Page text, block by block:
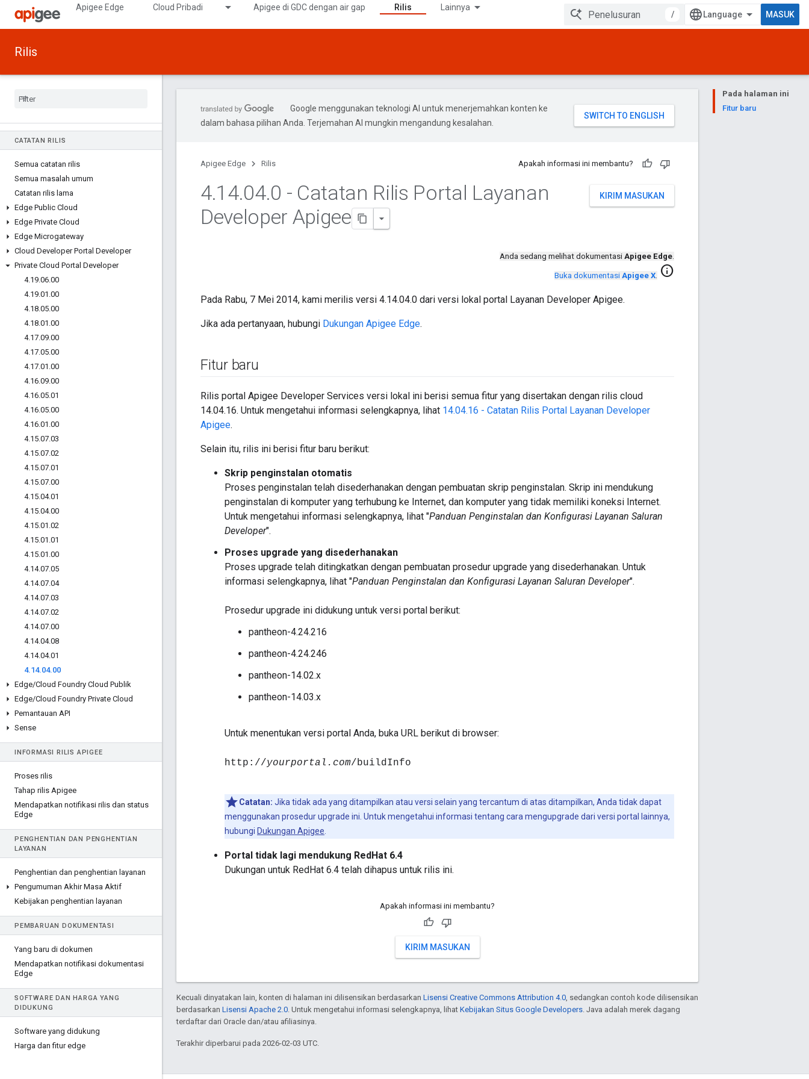
Apigee Edge Cloud Pribadi Apigee di GDC dengan air gap Rilis Lainnya
/ MASUK
Rilis
CATATAN RILIS
Semua catatan rilis
Semua masalah umum
Catatan rilis lama
Edge Public Cloud
Edge Private Cloud
Edge Microgateway
Cloud Developer Portal Developer
Private Cloud Portal Developer
4.19.06.00
4.19.01 .00
4.18.05.00
4.18.01 .00
4.17.09.00
4.17.05.00
4.17.01 .00
4.16.09.00
4.16.05.01
4.16.05.00
4.16.01 .00
4.15.07.03
4.15.07.02
4.15.07.01
4.15.07.00
4.15.04.01
4.15.04.00
4.15.01 .02
4.15.01 .01
4.15.01 .00
4.14.07.05
4.14.07.04
4.14.07.03
4.14.07.02
4.14.07.00
4.14.04.08
4.14.04.01
4.14.04.00
Edge/Cloud Foundry Cloud Publik
Edge/Cloud Foundry Private Cloud
Pemantauan API
Sense
INFORMASI RILIS APIGEE
Proses rilis
Tahap rilis Apigee
Mendapatkan notifikasi rilis dan status
Edge
PENGHENTIAN DAN PENGHENTIAN
LAYANAN
Penghentian dan penghentian layanan
Pengumuman Akhir Masa Aktif
Kebijakan penghentian layanan
PEMBARUAN DOKUMENTASI
Yang baru di dokumen
Mendapatkan notifikasi dokumentasi
Edge
SOFTWARE DAN HARGA YANG
DIDUKUNG
Software yang didukung
Harga dan fitur edge
Pada halaman ini
Fitur baru
Google menggunakan teknologi AI untuk menerjemahkan konten ke
dalam bahasa pilihan Anda. Terjemahan AI mungkin mengandung kesalahan.
Apigee Edge Rilis Apakah informasi ini membantu?
KIRIM MASUKAN
4.14.04.0 - Catatan Rilis Portal Layanan
Developer Apigee
Anda sedang melihat dokumentasi Apigee Edge.
Buka dokumentasi Apigee X. info
Pada Rabu, 7 Mei 2014, kami merilis versi 4.14.04.0 dari versi lokal portal Layanan Developer Apigee.
Jika ada pertanyaan, hubungi Dukungan Apigee Edge.
Fitur baru
Rilis portal Apigee Developer Services versi lokal ini berisi semua fitur yang disertakan dengan rilis cloud
14.04.16. Untuk mengetahui informasi selengkapnya, lihat 14.04.16 - Catatan Rilis Portal Layanan Developer
Apigee.
Selain itu, rilis ini berisi fitur baru berikut:
Skrip penginstalan otomatis
Proses penginstalan telah disederhanakan dengan pembuatan skrip penginstalan. Skrip ini mendukung
penginstalan di komputer yang terhubung ke Internet, dan komputer yang tidak memiliki koneksi Internet.
Untuk mengetahui informasi selengkapnya, lihat "Panduan Penginstalan dan Konfigurasi Layanan Saluran
Developer".
Proses upgrade yang disederhanakan
Proses upgrade telah ditingkatkan dengan pembuatan prosedur upgrade yang disederhanakan. Untuk
informasi selengkapnya, lihat "Panduan Penginstalan dan Konfigurasi Layanan Saluran Developer".
Prosedur upgrade ini didukung untuk versi portal berikut:
pantheon-4.24.216
pantheon-4.24.246
pantheon-14.02.x
pantheon-14.03.x
Untuk menentukan versi portal Anda, buka URL berikut di browser:
http://yourportal.com/buildInfo
Catatan: Jika tidak ada yang ditampilkan atau versi selain yang tercantum di atas ditampilkan, Anda tidak dapat
menggunakan prosedur upgrade ini. Untuk mengetahui informasi tentang cara mengupgrade dari versi portal lainnya,
hubungi Dukungan Apigee
Portal tidak lagi mendukung RedHat 6.4
Dukungan untuk RedHat 6.4 telah dihapus untuk rilis ini.
Apakah informasi ini membantu?
KIRIM MASUKAN
Kecuali dinyatakan lain, konten di halaman ini dilisensikan berdasarkan Lisensi Creative Commons Attribution 4.0, sedangkan contoh kode dilisensikan
berdasarkan Lisensi Apache 2.0. Untuk mengetahui informasi selengkapnya, lihat Kebijakan Situs Google Developers. Java adalah merek dagang
terdaftar dari Oracle dan/atau afiliasinya.
Terakhir diperbarui pada 2026-02-03 UTC.